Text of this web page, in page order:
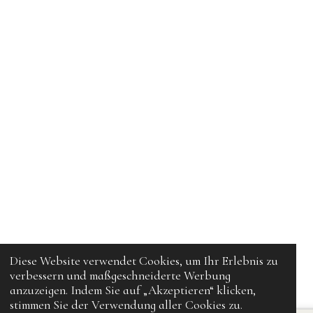
Diese Website verwendet Cookies, um Ihr Erlebnis zu
verbessern und maßgeschneiderte Werbung
anzuzeigen. Indem Sie auf „Akzeptieren“ klicken,
stimmen Sie der Verwendung aller Cookies zu.